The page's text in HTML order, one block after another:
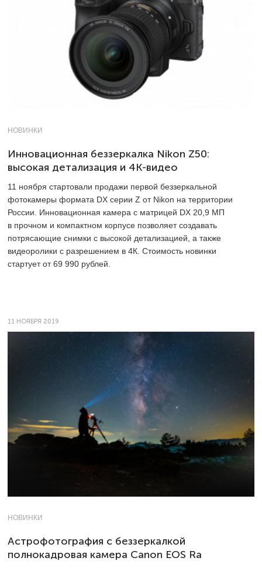
НОВИНКИ
Инновационная беззеркалка Nikon Z50:
высокая детализация и 4К-видео
11 ноября стартовали продажи первой беззеркальной
фотокамеры формата DX серии Z от Nikon на территории
России. Инновационная камера с матрицей DX 20,9 МП
в прочном и компактном корпусе позволяет создавать
потрясающие снимки с высокой детализацией, а также
видеоролики с разрешением в 4К. Стоимость новинки
стартует от 69 990 рублей.
11 НОЯБРЯ 2019
НОВИНКИ
Астрофотография с беззеркалкой
полнокадровая камера Canon EOS Ra